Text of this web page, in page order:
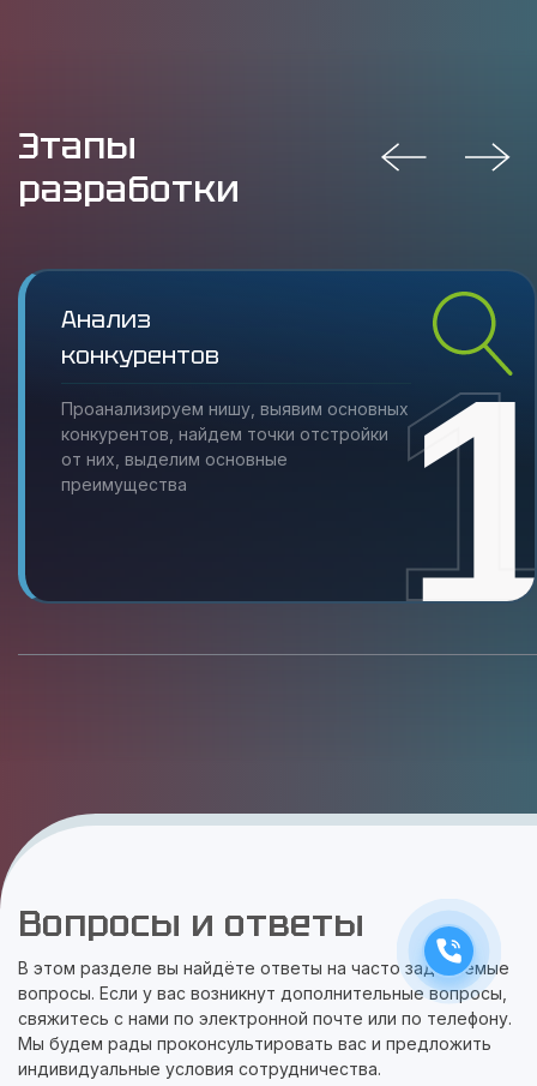
Этапы
разработки
Анализ
конкурентов
Проанализируем нишу, выявим основных
конкурентов, найдем точки отстройки
от них, выделим основные
преимущества
Вопросы и ответы
В этом разделе вы найдёте ответы на часто задаваемые
вопросы. Если у вас возникнут дополнительные вопросы,
свяжитесь с нами по электронной почте или по телефону.
Мы будем рады проконсультировать вас и предложить
индивидуальные условия сотрудничества.